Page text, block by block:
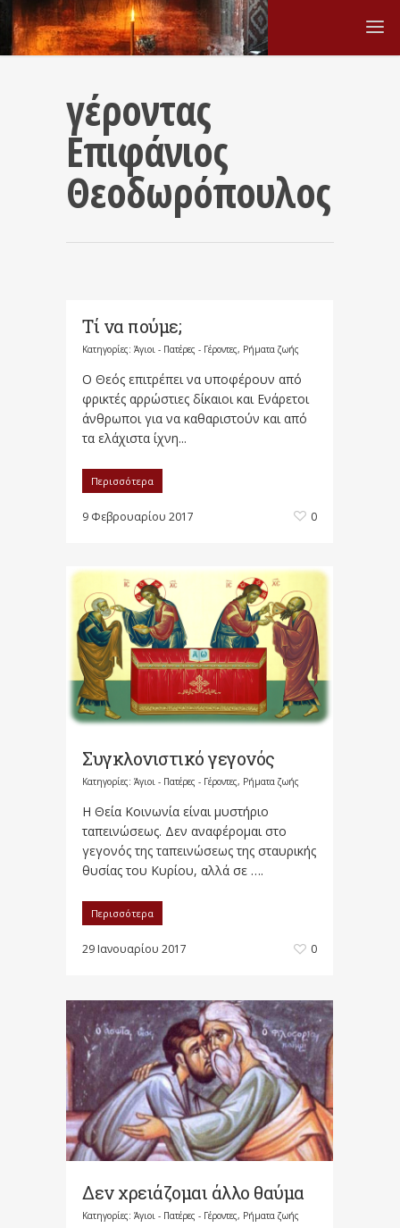
γέροντας
Επιφάνιος
Θεοδωρόπουλος
Τί να πούμε;
Κατηγορίες: Άγιοι - Πατέρες - Γέροντες, Ρήματα ζωής
Ο Θεός επιτρέπει να υποφέρουν από
φρικτές αρρώστιες δίκαιοι και Ενάρετοι
άνθρωποι για να καθαριστούν και από
τα ελάχιστα ίχνη...
Περισσότερα
9 Φεβρουαρίου 2017 0
Συγκλονιστικό γεγονός
Κατηγορίες: Άγιοι - Πατέρες - Γέροντες, Ρήματα ζωής
Η Θεία Κοινωνία είναι μυστήριο
ταπεινώσεως. Δεν αναφέρομαι στο
γεγονός της ταπεινώσεως της σταυρικής
θυσίας του Κυρίου, αλλά σε ….
Περισσότερα
29 Ιανουαρίου 2017 0
Δεν χρειάζομαι άλλο θαύμα
Κατηγορίες: Άγιοι - Πατέρες - Γέροντες, Ρήματα ζωής